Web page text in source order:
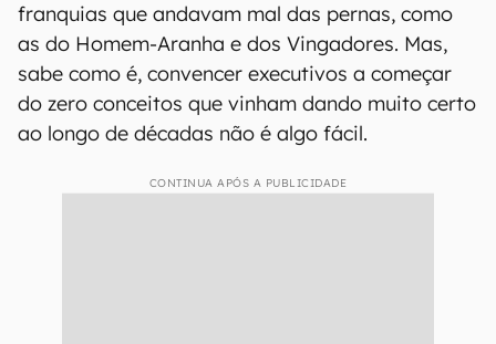
franquias que andavam mal das pernas, como
as do Homem-Aranha e dos Vingadores. Mas,
sabe como é, convencer executivos a começar
do zero conceitos que vinham dando muito certo
ao longo de décadas não é algo fácil.
CONTINUA APÓS A PUBLICIDADE